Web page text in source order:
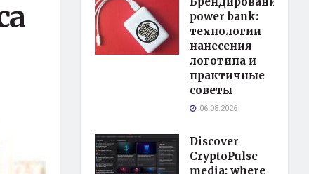
power bank:
технологии
нанесения
логотипа и
практичные
советы
06.08.2026
Discover
CryptoPulse
media: where